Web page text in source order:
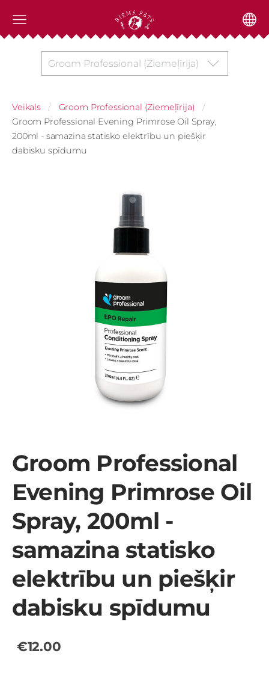
Groom Professional (Ziemeļīrija)
Veikals
Groom Professional (Ziemeļīrija)
Groom Professional Evening Primrose Oil Spray,
200ml - samazina statisko elektrību un piešķir
dabisku spīdumu
Groom Professional
Evening Primrose Oil
Spray, 200ml -
samazina statisko
elektrību un piešķir
dabisku spīdumu
€12.00